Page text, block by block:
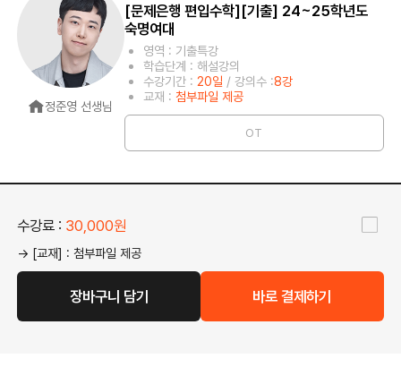
정준영 선생님
[문제은행 편입수학][기출] 24~25학년도
숙명여대
영역 : 기출특강
학습단계 : 해설강의
수강기간 : 20일 / 강의수 :8강
교재 :첨부파일 제공
OT
수강료 : 30,000원
→ [교재] : 첨부파일 제공
장바구니 담기 바로 결제하기